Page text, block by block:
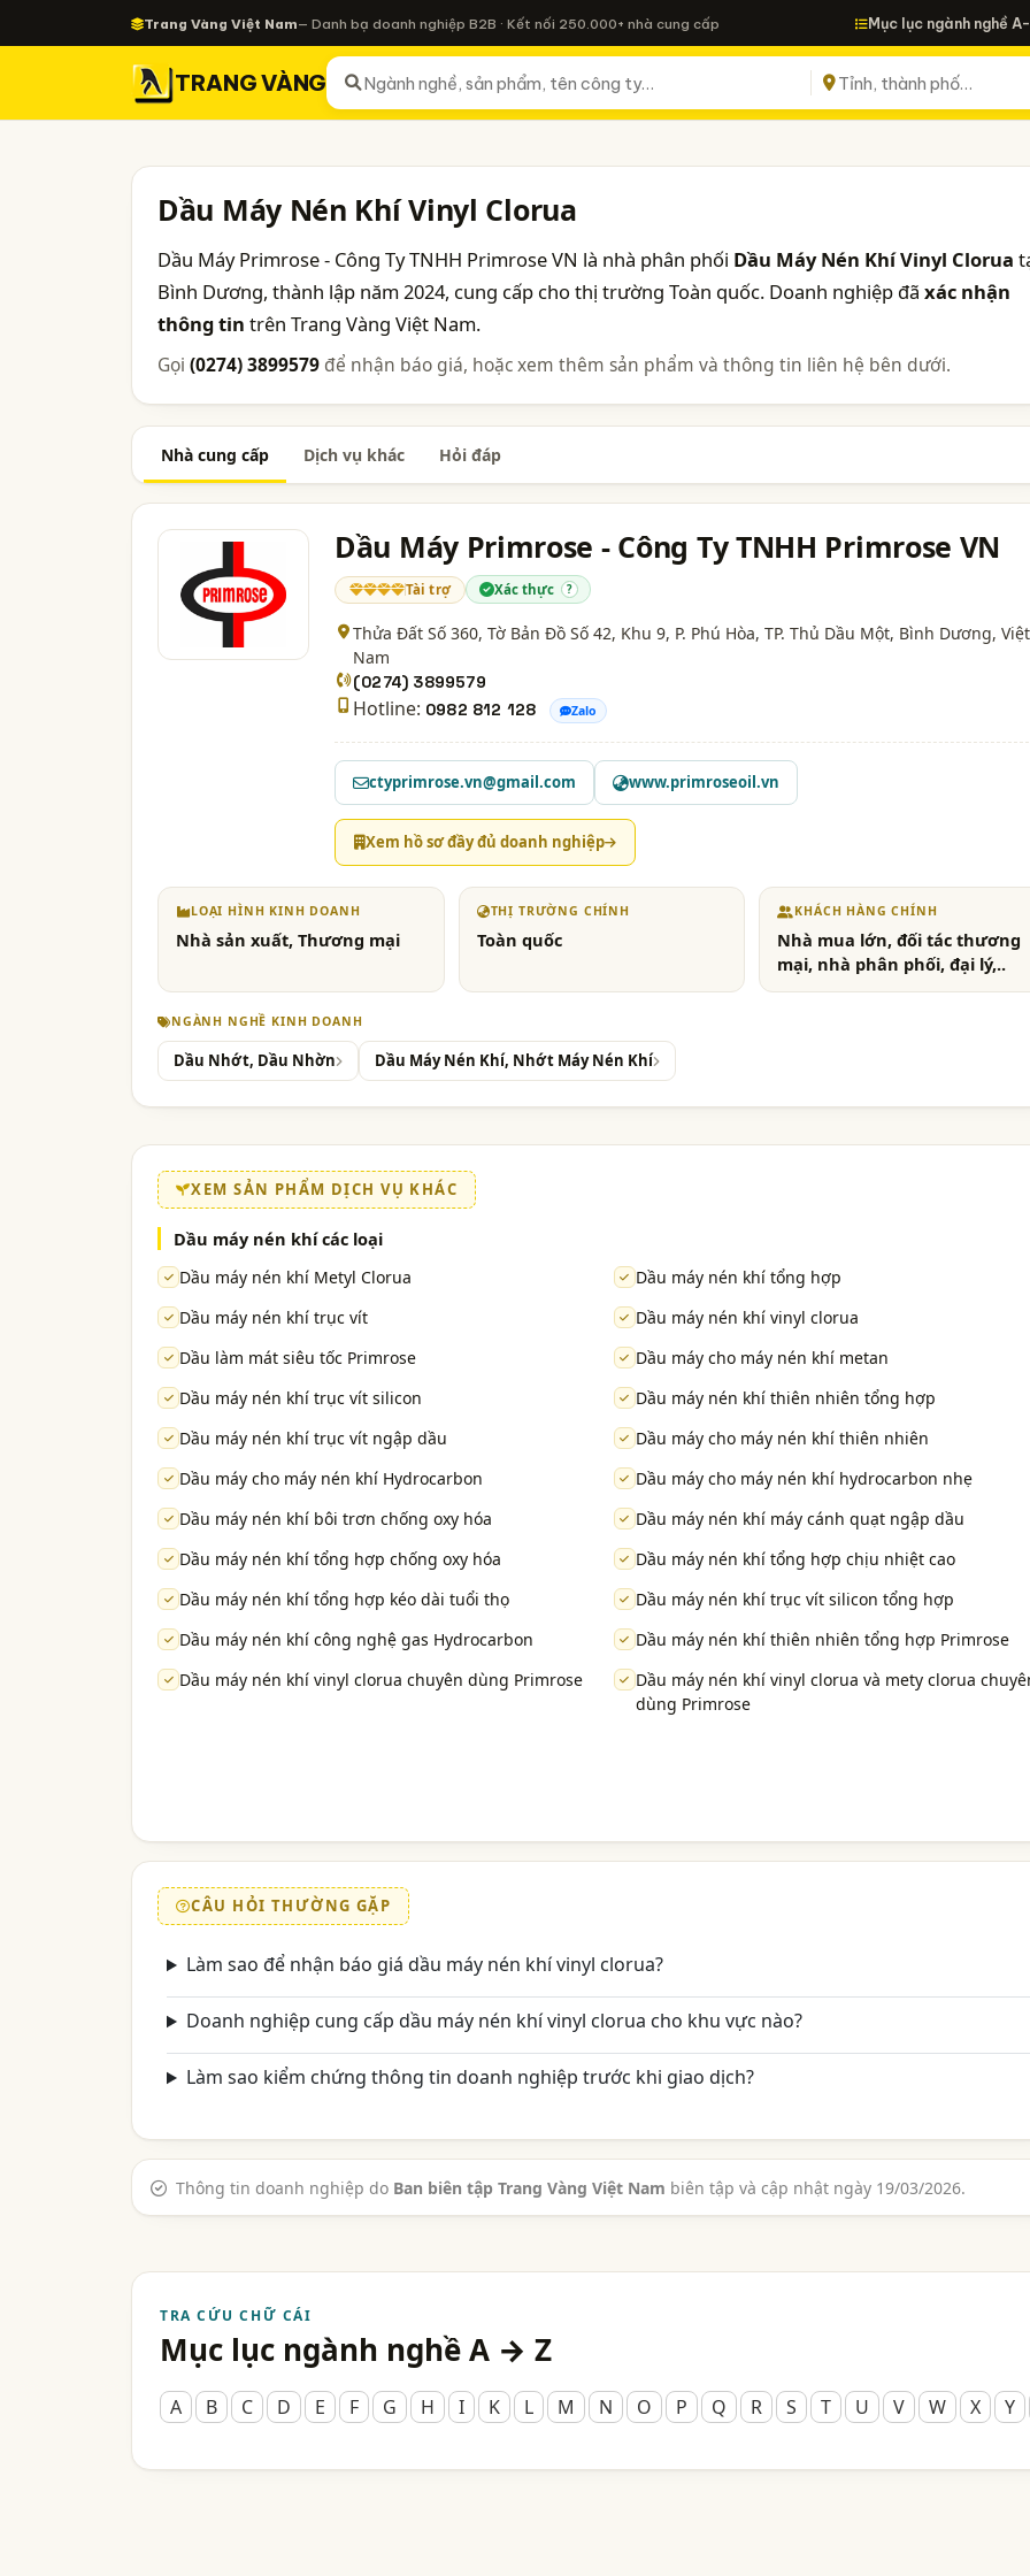
Trang Vàng Việt Nam— Danh bạ doanh nghiệp B2B · Kết nối 250.000+ nhà cung cấp Mục lục ngành nghề
TRANG VÀNG
Dầu Máy Nén Khí Vinyl Clorua
Dầu Máy Primrose - Công Ty TNHH Primrose VN là nhà phân phối Dầu Máy Nén Khí Vinyl Clorua
Bình Dương, thành lập năm 2024, cung cấp cho thị trường Toàn quốc. Doanh nghiệp đã xác nhận
thông tin trên Trang Vàng Việt Nam.
Gọi (0274) 3899579 để nhận báo giá, hoặc xem thêm sản phẩm và thông tin liên hệ bên dưới.
Nhà cung cấp Dịch vụ khác Hỏi đáp
Dầu Máy Primrose - Công Ty TNHH Primrose VN
Tài trợ Xác thực ?
Thửa Đất Số 360, Tờ Bản Đồ Số 42, Khu 9, P. Phú Hòa, TP. Thủ Dầu Một, Bình Dương, Việt
Nam
(0274) 3899579
Hotline: 0982 812 128 Zalo
ctyprimrose.vn@gmail.com www.primroseoil.vn
Xem hồ sơ đầy đủ doanh nghiệp
LOẠI HÌNH KINH DOANH
Nhà sản xuất, Thương mại
THỊ TRƯỜNG CHÍNH
Toàn quốc
KHÁCH HÀNG CHÍNH
Nhà mua lớn, đối tác thương
mại, nhà phân phối, đại lý,..
NGÀNH NGHỀ KINH DOANH
Dầu Nhớt, Dầu Nhờn Dầu Máy Nén Khí, Nhớt Máy Nén Khí
XEM SẢN PHẨM DỊCH VỤ KHÁC
Dầu máy nén khí các loại
Dầu máy nén khí Metyl Clorua
Dầu máy nén khí tổng hợp
Dầu máy nén khí trục vít
Dầu máy nén khí vinyl clorua
Dầu làm mát siêu tốc Primrose
Dầu máy cho máy nén khí metan
Dầu máy nén khí trục vít silicon
Dầu máy nén khí thiên nhiên tổng hợp
Dầu máy nén khí trục vít ngập dầu
Dầu máy cho máy nén khí thiên nhiên
Dầu máy cho máy nén khí Hydrocarbon
Dầu máy cho máy nén khí hydrocarbon nhẹ
Dầu máy nén khí bôi trơn chống oxy hóa
Dầu máy nén khí máy cánh quạt ngập dầu
Dầu máy nén khí tổng hợp chống oxy hóa
Dầu máy nén khí tổng hợp chịu nhiệt cao
Dầu máy nén khí tổng hợp kéo dài tuổi thọ
Dầu máy nén khí trục vít silicon tổng hợp
Dầu máy nén khí công nghệ gas Hydrocarbon
Dầu máy nén khí thiên nhiên tổng hợp Primrose
Dầu máy nén khí vinyl clorua chuyên dùng Primrose
Dầu máy nén khí vinyl clorua và mety clorua
dùng Primrose
CÂU HỎI THƯỜNG GẶP
Làm sao để nhận báo giá dầu máy nén khí vinyl clorua?
Doanh nghiệp cung cấp dầu máy nén khí vinyl clorua cho khu vực nào?
Làm sao kiểm chứng thông tin doanh nghiệp trước khi giao dịch?
Thông tin doanh nghiệp do Ban biên tập Trang Vàng Việt Nam biên tập và cập nhật ngày 19/03/2026.
TRA CỨU CHỮ CÁI
Mục lục ngành nghề A → Z
A B C D E F G H I K L M N O P Q R S T U V W X Y